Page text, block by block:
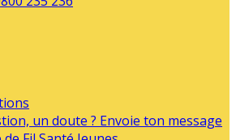
un doute ? Envoie ton message